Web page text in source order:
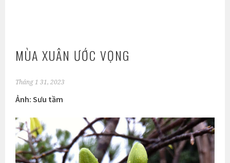
MÙA XUÂN ƯỚC VỌNG
Tháng 1 31, 2023
Ảnh: Sưu tầm